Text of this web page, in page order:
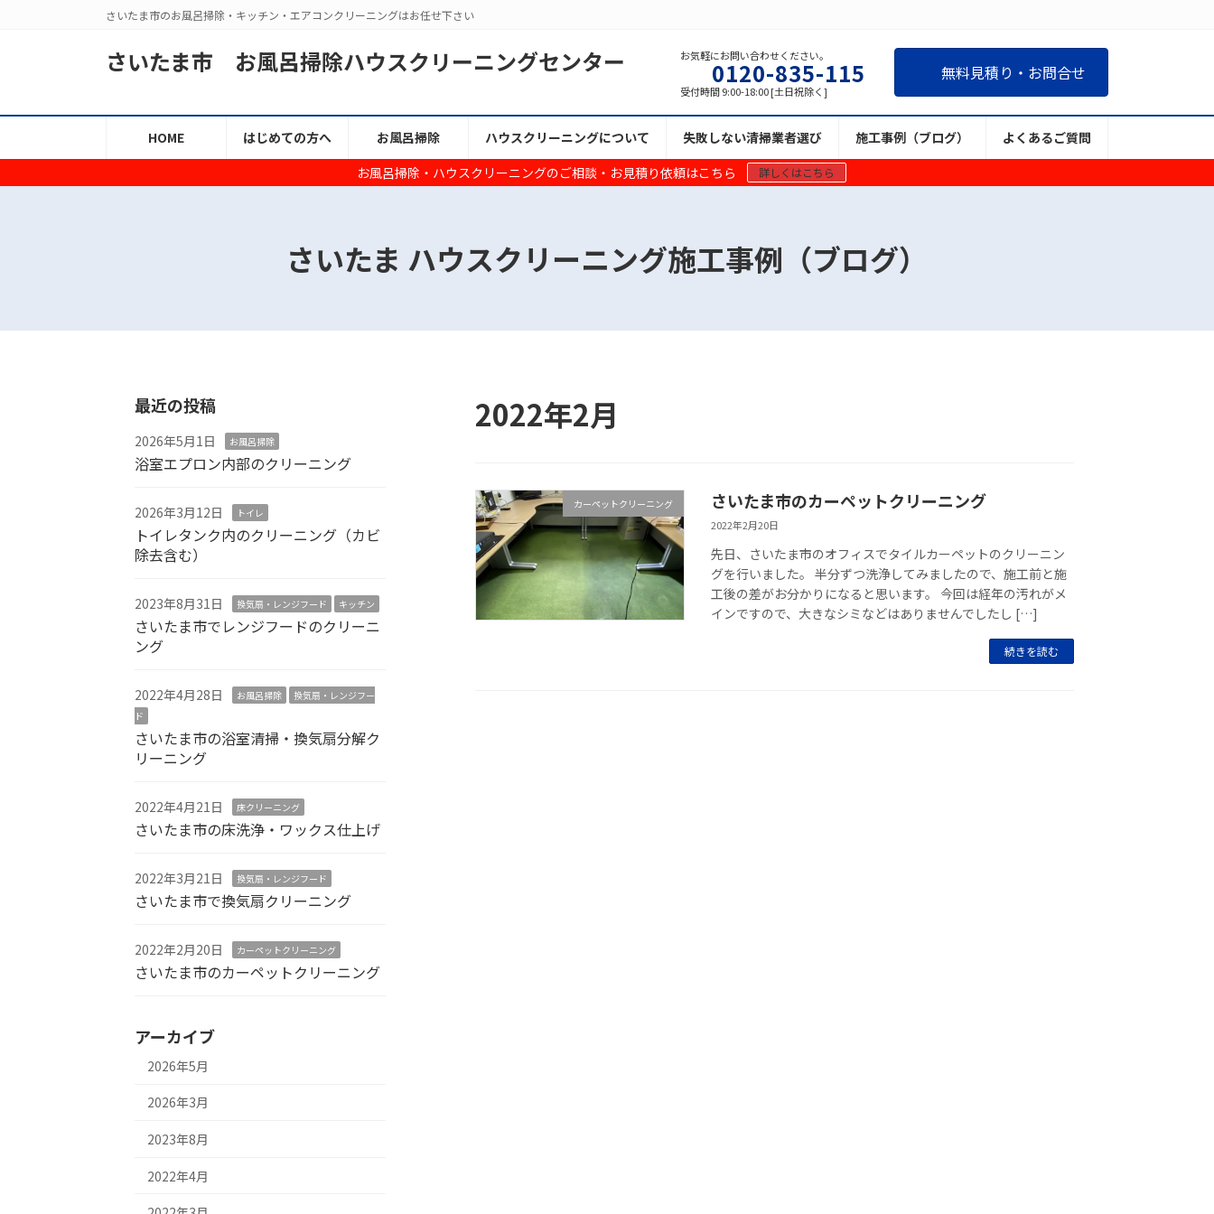
へ
キ
ッ
ョ
に
移
さいたま市のお風呂掃除・キッチン・エアコンクリーニングはお任せ下さい
さいたま市 お風呂掃除ハウスクリーニングセンター お気軽にお問い合わせください。
0120-835-115
受付時間 9:00-18:00 [土日祝除く]
無料見積り・お問合せ
HOME はじめての方へ お風呂掃除 ハウスクリーニングについて 失敗しない清掃業者選び 施工事例（ブログ）
よくあるご質問
お風呂掃除・ハウスクリーニングのご相談・お見積り依頼はこちら
詳しくはこちら
さいたま ハウスクリーニング施工事例（ブログ）
2022年2月
カーペットクリーニング さいたま市のカーペットクリーニング
2022年2月20日
先日、さいたま市のオフィスでタイルカーペットのクリーニン
グを行いました。 半分ずつ洗浄してみましたので、施工前と施
工後の差がお分かりになると思います。 今回は経年の汚れがメ
インですので、大きなシミなどはありませんでしたし […]
続きを読む
最近の投稿
2026年5月1日 お風呂掃除
浴室エプロン内部のクリーニング
2026年3月12日 トイレ
トイレタンク内のクリーニング（カビ
除去含む）
2023年8月31日 換気扇・レンジフード キッチン
さいたま市でレンジフードのクリーニ
ング
2022年4月28日 お風呂掃除
換気扇・レンジフー
ド
さいたま市の浴室清掃・換気扇分解ク
リーニング
2022年4月21日 床クリーニング
さいたま市の床洗浄・ワックス仕上げ
2022年3月21日 換気扇・レンジフード
さいたま市で換気扇クリーニング
2022年2月20日 カーペットクリーニング
さいたま市のカーペットクリーニング
アーカイブ
2026年5月
2026年3月
2023年8月
2022年4月